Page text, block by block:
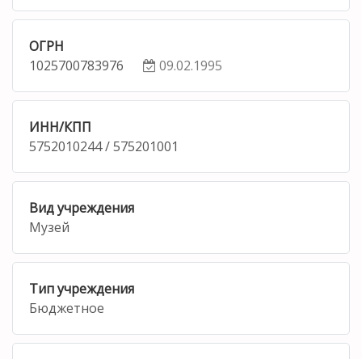
ОГРН
1025700783976
09.02.1995
ИНН/КПП
5752010244 / 575201001
Вид учреждения
Музей
Тип учреждения
Бюджетное